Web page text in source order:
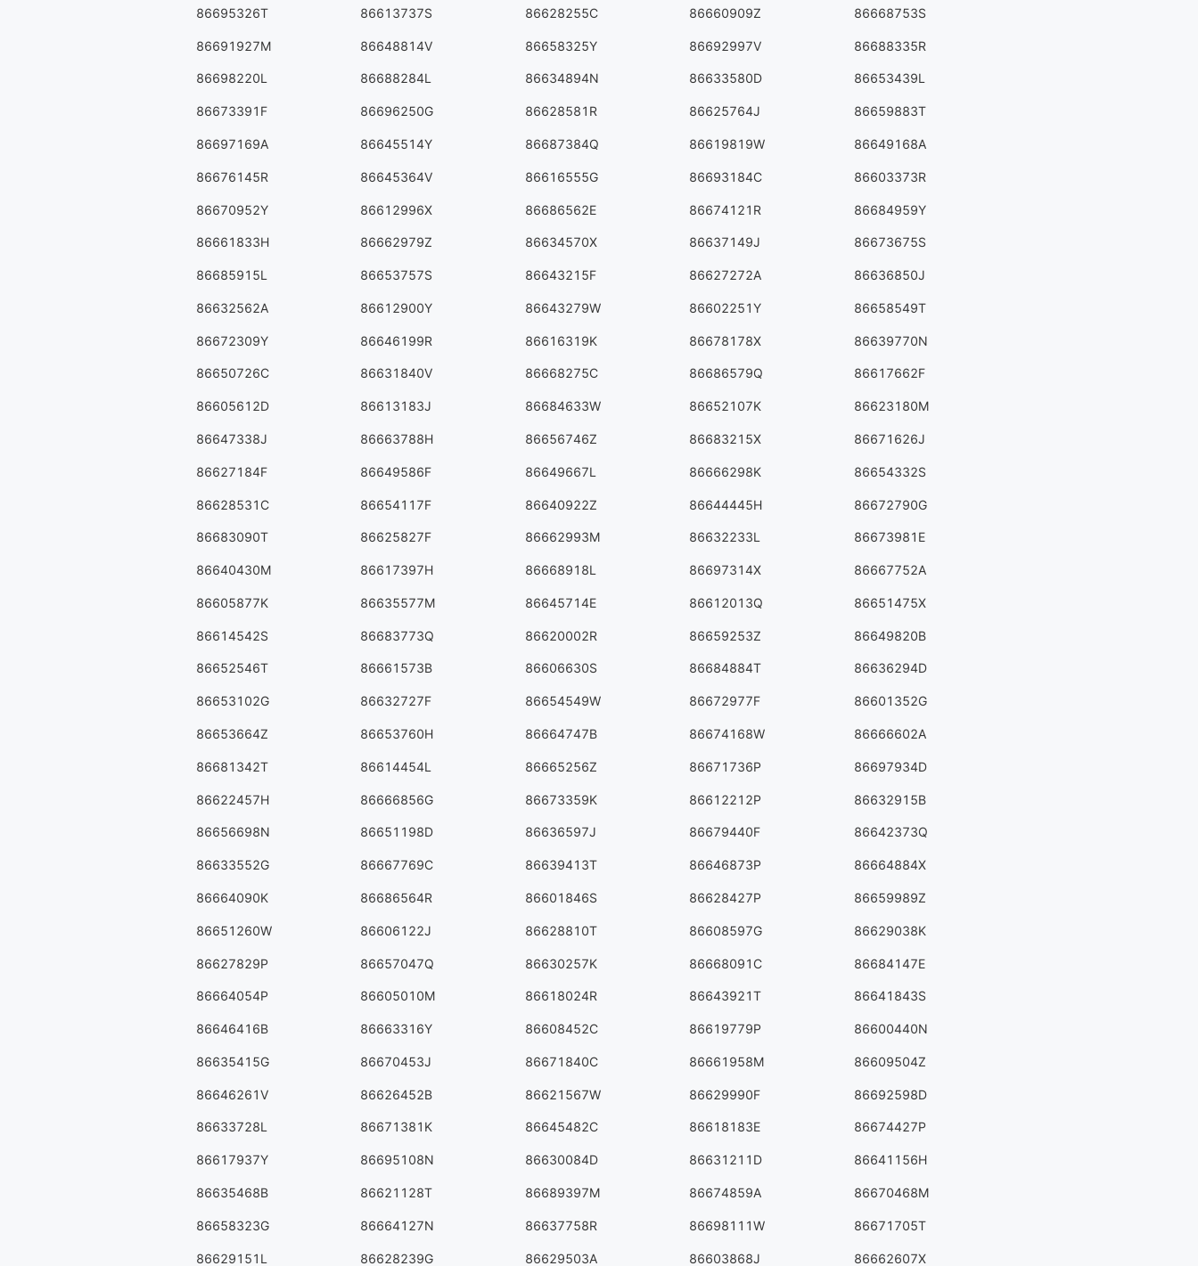
86695326T 86613737S 86628255C 86660909Z 86668753S
86691927M 86648814V 86658325Y 86692997V 86688335R
86698220L 86688284L 86634894N 86633580D 86653439L
86673391F 86696250G 86628581R 86625764J 86659883T
86697169A 86645514Y 86687384Q 86619819W 86649168A
86676145R 86645364V 86616555G 86693184C 86603373R
86670952Y 86612996X 86686562E 86674121R 86684959Y
86661833H 86662979Z 86634570X 86637149J 86673675S
86685915L 86653757S 86643215F 86627272A 86636850J
86632562A 86612900Y 86643279W 86602251Y 86658549T
86672309Y 86646199R 86616319K 86678178X 86639770N
86650726C 86631840V 86668275C 86686579Q 86617662F
86605612D 86613183J 86684633W 86652107K 86623180M
86647338J 86663788H 86656746Z 86683215X 86671626J
86627184F 86649586F 86649667L 86666298K 86654332S
86628531C 86654117F 86640922Z 86644445H 86672790G
86683090T 86625827F 86662993M 86632233L 86673981E
86640430M 86617397H 86668918L 86697314X 86667752A
86605877K 86635577M 86645714E 86612013Q 86651475X
86614542S 86683773Q 86620002R 86659253Z 86649820B
86652546T 86661573B 86606630S 86684884T 86636294D
86653102G 86632727F 86654549W 86672977F 86601352G
86653664Z 86653760H 86664747B 86674168W 86666602A
86681342T 86614454L 86665256Z 86671736P 86697934D
86622457H 86666856G 86673359K 86612212P 86632915B
86656698N 86651198D 86636597J 86679440F 86642373Q
86633552G 86667769C 86639413T 86646873P 86664884X
86664090K 86686564R 86601846S 86628427P 86659989Z
86651260W 86606122J 86628810T 86608597G 86629038K
86627829P 86657047Q 86630257K 86668091C 86684147E
86664054P 86605010M 86618024R 86643921T 86641843S
86646416B 86663316Y 86608452C 86619779P 86600440N
86635415G 86670453J 86671840C 86661958M 86609504Z
86646261V 86626452B 86621567W 86629990F 86692598D
86633728L 86671381K 86645482C 86618183E 86674427P
86617937Y 86695108N 86630084D 86631211D 86641156H
86635468B 86621128T 86689397M 86674859A 86670468M
86658323G 86664127N 86637758R 86698111W 86671705T
86629151L 86628239G 86629503A 86603868J 86662607X